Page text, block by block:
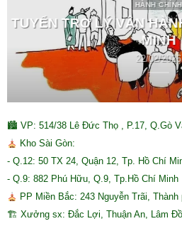
HÀNH CHÍNH
TUYỂN TRỢ LÝ VẬN
MINH
22/02/2026
🏙 VP: 514/38 Lê Đức Thọ , P.17, Q.Gò
Kho Sài Gòn:
- Q.12: 50 TX 24, Quận 12, Tp. Hồ Chí
- Q.9: 882 Phú Hữu, Q.9, Tp.Hồ Chí Minh
PP Miền Bắc: 243 Nguyễn Trãi, Thành
🏗 Xưởng sx: Đắc Lợi, Thuận An, Lâm